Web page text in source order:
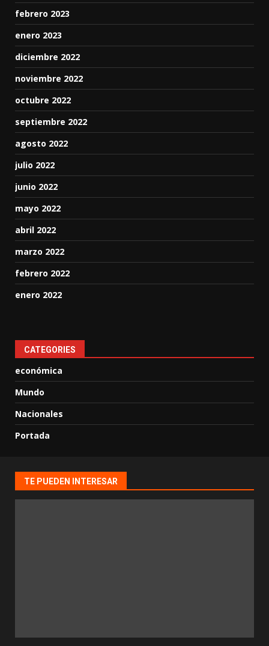
febrero 2023
enero 2023
diciembre 2022
noviembre 2022
octubre 2022
septiembre 2022
agosto 2022
julio 2022
junio 2022
mayo 2022
abril 2022
marzo 2022
febrero 2022
enero 2022
CATEGORIES
económica
Mundo
Nacionales
Portada
TE PUEDEN INTERESAR